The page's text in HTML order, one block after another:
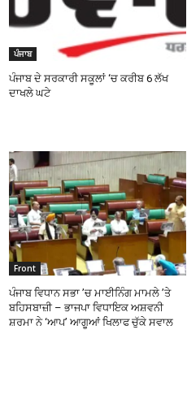
ਪੰਜਾਬ
ਪੰਜਾਬ ਦੇ ਸਰਕਾਰੀ ਸਕੂਲਾਂ ‘ਚ ਕਰੀਬ 6 ਲੱਖ
ਦਾਖਲੇ ਘਟੇ
Front
ਪੰਜਾਬ ਵਿਧਾਨ ਸਭਾ ’ਚ ਮਾਈਨਿੰਗ ਮਾਮਲੇ ’ਤੇ
ਬਹਿਸਬਾਜ਼ੀ – ਭਾਜਪਾ ਵਿਧਾਇਕ ਅਸ਼ਵਨੀ
ਸ਼ਰਮਾ ਨੇ ‘ਆਪ’ ਆਗੂਆਂ ਖਿਲਾਫ ਚੁੱਕੇ ਸਵਾਲ